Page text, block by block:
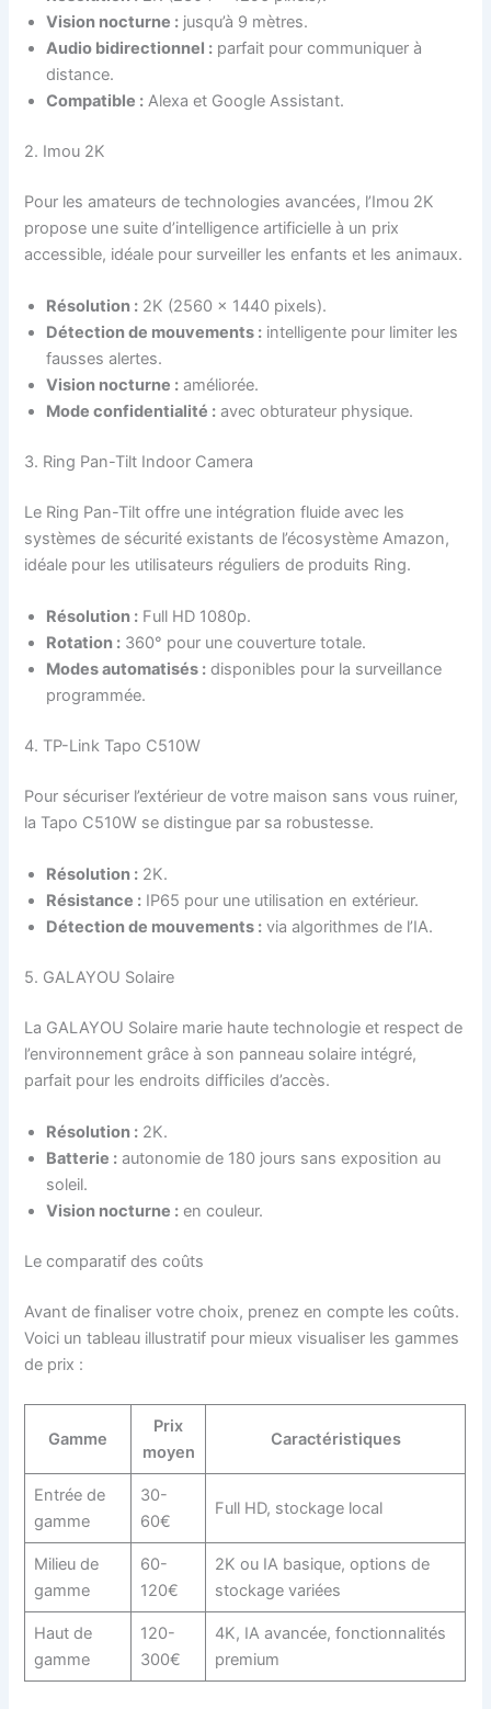
Vision nocturne : jusqu’à 9 mètres.
Audio bidirectionnel : parfait pour communiquer à
distance.
Compatible : Alexa et Google Assistant.
2. Imou 2K
Pour les amateurs de technologies avancées, l’Imou 2K
propose une suite d’intelligence artificielle à un prix
accessible, idéale pour surveiller les enfants et les animaux.
Résolution : 2K (2560 x 1440 pixels).
Détection de mouvements : intelligente pour limiter les
fausses alertes.
Vision nocturne : améliorée.
Mode confidentialité : avec obturateur physique.
3. Ring Pan-Tilt Indoor Camera
Le Ring Pan-Tilt offre une intégration fluide avec les
systèmes de sécurité existants de l’écosystème Amazon,
idéale pour les utilisateurs réguliers de produits Ring.
Résolution : Full HD 1080p.
Rotation : 360° pour une couverture totale.
Modes automatisés : disponibles pour la surveillance
programmée.
4. TP-Link Tapo C510W
Pour sécuriser l’extérieur de votre maison sans vous ruiner,
la Tapo C510W se distingue par sa robustesse.
Résolution : 2K.
Résistance : IP65 pour une utilisation en extérieur.
Détection de mouvements : via algorithmes de l’IA.
5. GALAYOU Solaire
La GALAYOU Solaire marie haute technologie et respect de
l’environnement grâce à son panneau solaire intégré,
parfait pour les endroits difficiles d’accès.
Résolution : 2K.
Batterie : autonomie de 180 jours sans exposition au
soleil.
Vision nocturne : en couleur.
Le comparatif des coûts
Avant de finaliser votre choix, prenez en compte les coûts.
Voici un tableau illustratif pour mieux visualiser les gammes
de prix :
Gamme
Prix
moyen
Caractéristiques
Entrée de
gamme
30-
60€
Full HD, stockage local
Milieu de
gamme
60-
120€
2K ou IA basique, options de
stockage variées
Haut de
gamme
120-
300€
4K, IA avancée, fonctionnalités
premium